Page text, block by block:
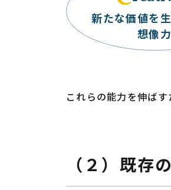
新たな価値を
想像力
これらの能力を伸ば
（２）既存